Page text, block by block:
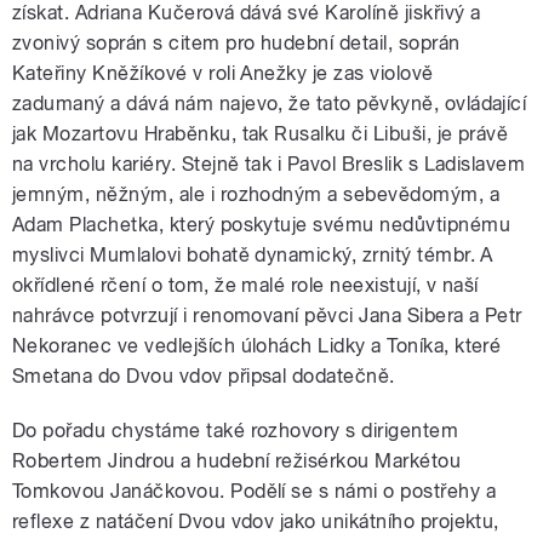
získat. Adriana Kučerová dává své Karolíně jiskřivý a
zvonivý soprán s citem pro hudební detail, soprán
Kateřiny Kněžíkové v roli Anežky je zas violově
zadumaný a dává nám najevo, že tato pěvkyně, ovládající
jak Mozartovu Hraběnku, tak Rusalku či Libuši, je právě
na vrcholu kariéry. Stejně tak i Pavol Breslik s Ladislavem
jemným, něžným, ale i rozhodným a sebevědomým, a
Adam Plachetka, který poskytuje svému nedůvtipnému
myslivci Mumlalovi bohatě dynamický, zrnitý témbr. A
okřídlené rčení o tom, že malé role neexistují, v naší
nahrávce potvrzují i renomovaní pěvci Jana Sibera a Petr
Nekoranec ve vedlejších úlohách Lidky a Toníka, které
Smetana do Dvou vdov připsal dodatečně.
Do pořadu chystáme také rozhovory s dirigentem
Robertem Jindrou a hudební režisérkou Markétou
Tomkovou Janáčkovou. Podělí se s námi o postřehy a
reflexe z natáčení Dvou vdov jako unikátního projektu,